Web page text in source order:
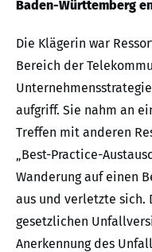
Baden-Württemberg
Die Klägerin war
Bereich der
aufgriff. Sie nahm an
Treffen mit anderen
„Best-Practice-
Wanderung auf einen
aus und verletzte sich.
gesetzlichen
Anerkennung des